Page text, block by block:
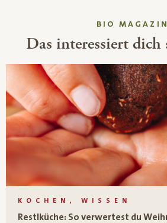
BIO MAGAZIN
Das interessiert dich
KOCHEN, WISSEN
Restlküche: So verwertest du